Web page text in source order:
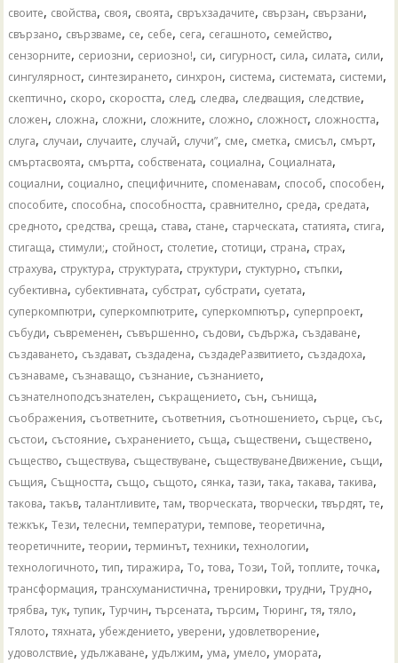
своите, свойства, своя, своята, свръхзадачите, свързан, свързани,
свързано, свързваме, се, себе, сега, сегашното, семейство,
сензорните, сериозни, сериозно!, си, сигурност, сила, силата, сили,
сингулярност, синтезирането, синхрон, система, системата, системи,
скептично, скоро, скоростта, след, следва, следващия, следствие,
сложен, сложна, сложни, сложните, сложно, сложност, сложността,
слуга, случаи, случаите, случай, случи”, сме, сметка, смисъл, смърт,
смъртасвоята, смъртта, собствената, социална, Социалната,
социални, социално, специфичните, споменавам, способ, способен,
способите, способна, способността, сравнително, среда, средата,
средното, средства, среща, става, стане, старческата, статията, стига,
стигаща, стимули;, стойност, столетие, стотици, страна, страх,
страхува, структура, структурата, структури, стуктурно, стъпки,
субективна, субективната, субстрат, субстрати, суетата,
суперкомпютри, суперкомпютрите, суперкомпютър, суперпроект,
събуди, съвременен, съвършенно, съдови, съдържа, създаване,
създаването, създават, създадена, създадеРазвитието, създадоха,
съзнаваме, съзнаващо, съзнание, съзнанието,
съзнателноподсъзнателен, съкращението, сън, сънища,
съображения, съответните, съответния, съотношението, сърце, със,
състои, състояние, съхранението, съща, съществени, съществено,
същество, съществува, съществуване, съществуванеДвижение, същи,
същия, Същността, също, същото, сянка,тази,така,такава,такива,
такова,такъв,талантливите,там,творческата,творчески,твърдят,те,
тежкък,Тези,телесни,температури,темпове,теоретична,
теоретичните,теории,терминът,техники,технологии,
технологичното,тип,тиражира,То,това,Този,Той,топлите,точка,
трансформация,трансхуманистична,тренировки,трудни,Трудно,
трябва,тук,тупик,Турчин,търсената,търсим,Тюринг,тя,тяло,
Тялото,тяхната,убеждението,уверени,удовлетворение,
удоволствие,удължаване,удължим,ума,умело,умората,